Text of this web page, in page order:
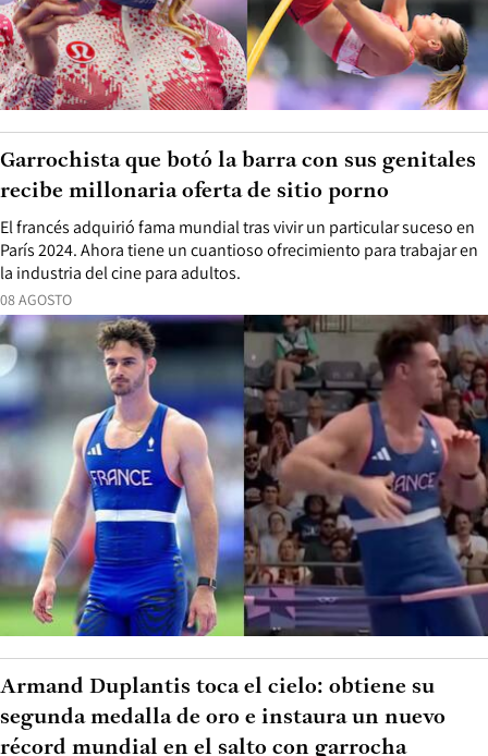
08 AGOSTO
El francés adquirió fama mundial tras vivir un particular suceso en
París 2024. Ahora tiene un cuantioso ofrecimiento para trabajar en
la industria del cine para adultos.
Garrochista que botó la barra con sus genitales
recibe millonaria oferta de sitio porno
Armand Duplantis toca el cielo: obtiene su
segunda medalla de oro e instaura un nuevo
récord mundial en el salto con garrocha